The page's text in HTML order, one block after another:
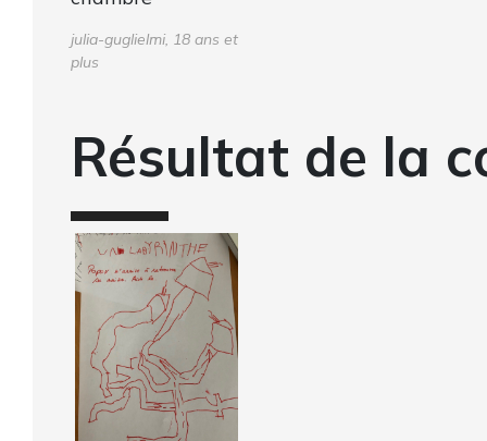
julia-guglielmi, 18 ans et
plus
Résultat de la